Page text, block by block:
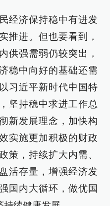
经济保持稳中有进发
推进。但也要看到，
供强需弱仍较突出，
稳中向好的基础还需
习近平新时代中国特
坚持稳中求进工作总
新发展理念，加快构
实施更加积极的财政
策，持续扩大内需、
活存量，增强经济发
国内大循环，做优国